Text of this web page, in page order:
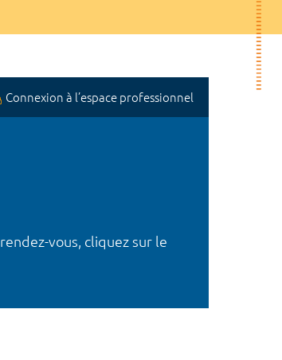
Connexion à l’espace professionnel
vous, cliquez sur le